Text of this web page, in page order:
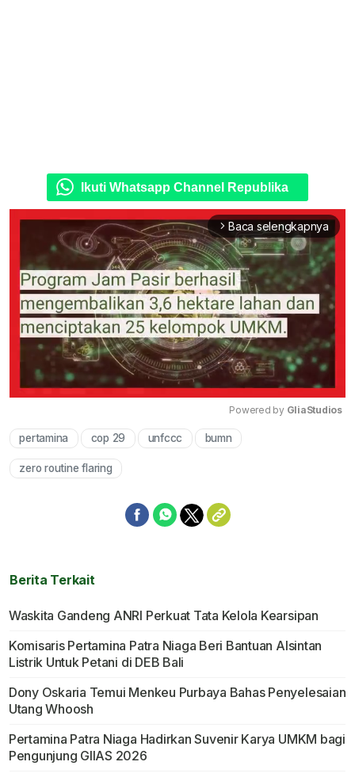
Ikuti Whatsapp Channel Republika
arrow_forward_ios Baca selengkapnya
Powered by GliaStudios
pertamina cop 29 unfccc bumn
zero routine flaring
Berita Terkait
Waskita Gandeng ANRI Perkuat Tata Kelola Kearsipan
Komisaris Pertamina Patra Niaga Beri Bantuan Alsintan
Listrik Untuk Petani di DEB Bali
Dony Oskaria Temui Menkeu Purbaya Bahas Penyelesaian
Utang Whoosh
Pertamina Patra Niaga Hadirkan Suvenir Karya UMKM bagi
Pengunjung GIIAS 2026